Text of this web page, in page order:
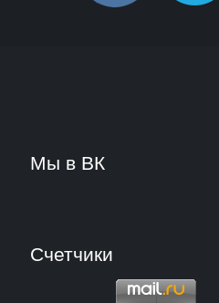
Мы в ВК
Счетчики